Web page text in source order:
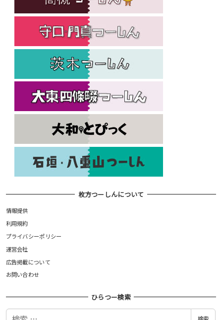
枚方つーしんについて
情報提供
利用規約
プライバシーポリシー
運営会社
広告掲載について
お問い合わせ
ひらつー検索
検